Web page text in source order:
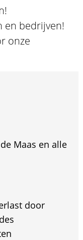
en bedrijven!
onze
Maas en alle
door